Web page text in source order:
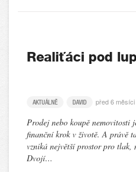
Realiťáci pod
AKTUÁLNĚ DAVID před 6 měsíci
Prodej nebo koupě nemovitosti
finanční krok v životě. A právě
vzniká největší prostor pro
Dvojí…